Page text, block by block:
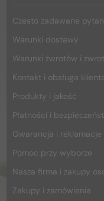
Często zadawane
Warunki dostawy
Warunki zwrotów i
Kontakt i obsługa
Produkty i jakość
Płatności i
Gwarancja i reklamacje
Pomoc przy wyborze
Nasza firma i zakupy
Zakupy i zamówienia